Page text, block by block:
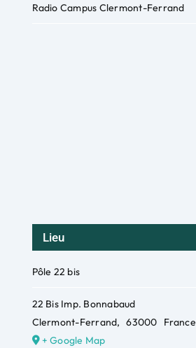
Radio Campus Clermont-Ferrand
Lieu
Pôle 22 bis
22 Bis Imp. Bonnabaud
Clermont-Ferrand, 63000
France
+ Google Map